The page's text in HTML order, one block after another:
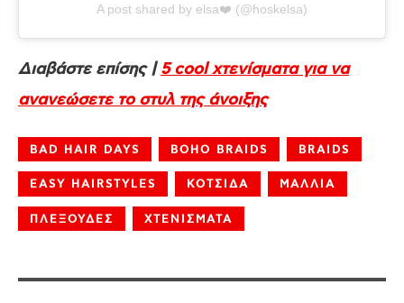
A post shared by elsa❤️ (@hoskelsa)
Διαβάστε επίσης |5 cool χτενίσματα για να
ανανεώσετε το στυλ της άνοιξης
BAD HAIR DAYS BOHO BRAIDS BRAIDS
EASY HAIRSTYLES ΚΟΤΣΙΔΑ ΜΑΛΛΙΑ
ΠΛΕΞΟΥΔΕΣ ΧΤΕΝΙΣΜΑΤΑ